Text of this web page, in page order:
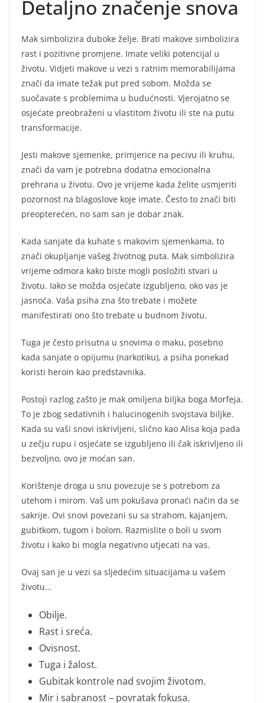
Detaljno značenje snova
Mak simbolizira duboke želje. Brati makove simbolizira
rast i pozitivne promjene. Imate veliki potencijal u
životu. Vidjeti makove u vezi s ratnim memorabilijama
znači da imate težak put pred sobom. Možda se
suočavate s problemima u budućnosti. Vjerojatno se
osjećate preobraženi u vlastitom životu ili ste na putu
transformacije.
Jesti makove sjemenke, primjerice na pecivu ili kruhu,
znači da vam je potrebna dodatna emocionalna
prehrana u životu. Ovo je vrijeme kada želite usmjeriti
pozornost na blagoslove koje imate. Često to znači biti
preopterećen, no sam san je dobar znak.
Kada sanjate da kuhate s makovim sjemenkama, to
znači okupljanje vašeg životnog puta. Mak simbolizira
vrijeme odmora kako biste mogli posložiti stvari u
životu. Iako se možda osjećate izgubljeno, oko vas je
jasnoća. Vaša psiha zna što trebate i možete
manifestirati ono što trebate u budnom životu.
Tuga je često prisutna u snovima o maku, posebno
kada sanjate o opijumu (narkotiku), a psiha ponekad
koristi heroin kao predstavnika.
Postoji razlog zašto je mak omiljena biljka boga Morfeja.
To je zbog sedativnih i halucinogenih svojstava biljke.
Kada su vaši snovi iskrivljeni, slično kao Alisa koja pada
u zečju rupu i osjećate se izgubljeno ili čak iskrivljeno ili
bezvoljno, ovo je moćan san.
Korištenje droga u snu povezuje se s potrebom za
utehom i mirom. Vaš um pokušava pronaći način da se
sakrije. Ovi snovi povezani su sa strahom, kajanjem,
gubitkom, tugom i bolom. Razmislite o boli u svom
životu i kako bi mogla negativno utjecati na vas.
Ovaj san je u vezi sa sljedećim situacijama u vašem
životu…
Obilje.
Rast i sreća.
Ovisnost.
Tuga i žalost.
Gubitak kontrole nad svojim životom.
Mir i sabranost – povratak fokusa.